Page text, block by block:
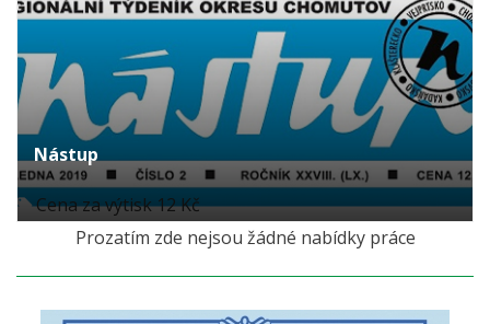
Nástup
Cena za výtisk 12 Kč
Prozatím zde nejsou žádné nabídky práce